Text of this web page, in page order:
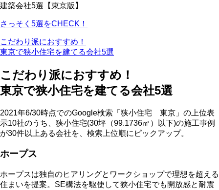
建築会社5選【東京版】
さっそく5選をCHECK！
こだわり派におすすめ！
東京で狭小住宅を建てる会社5選
こだわり派におすすめ！
東京で狭小住宅を建てる会社5選
2021年6/30時点でのGoogle検索「狭小住宅 東京」の上位表
示10社のうち、狭小住宅(30坪（99.1736㎡）以下)の施工事例
が30件以上ある会社を、検索上位順にピックアップ。
ホープス
ホープスは独自のヒアリングとワークショップで理想を超える
住まいを提案。SE構法を駆使して狭小住宅でも開放感と耐震